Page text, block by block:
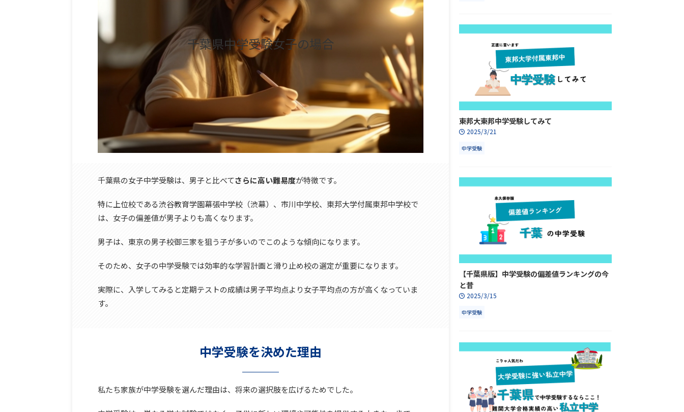
千葉県中学受験女子の場合
千葉県の女子中学受験は、男子と比べてさらに高い難易度が特徴です。
特に上位校である渋谷教育学園幕張中学校（渋幕）、市川中学校、東邦大学付属東邦中学校で
は、女子の偏差値が男子よりも高くなります。
男子は、東京の男子校御三家を狙う子が多いのでこのような傾向になります。
そのため、女子の中学受験では効率的な学習計画と滑り止め校の選定が重要になります。
実際に、入学してみると定期テストの成績は男子平均点より女子平均点の方が高くなっていま
す。
中学受験を決めた理由
私たち家族が中学受験を選んだ理由は、将来の選択肢を広げるためでした。
東邦大東邦中学受験してみて
2025/3/21
中学受験
【千葉県版】中学受験の偏差値ランキングの今
と昔
2025/3/15
中学受験